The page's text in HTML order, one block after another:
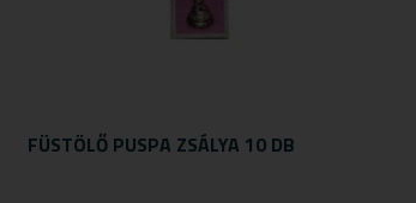
FÜSTÖLŐ PUSPA ZSÁLYA 10 DB